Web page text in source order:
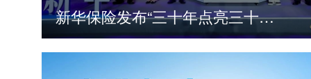
新华保险发布“三十年点亮三十城”全国人才计划